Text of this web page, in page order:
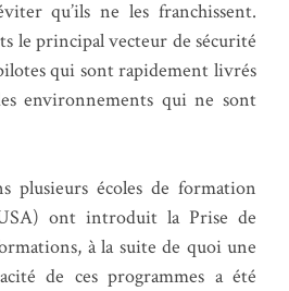
qu’ils ne les franchissent.
le principal vecteur de sécurité
qui sont rapidement livrés
environnements qui ne sont
plusieurs écoles de formation
ont introduit la Prise de
à la suite de quoi une
de ces programmes a été